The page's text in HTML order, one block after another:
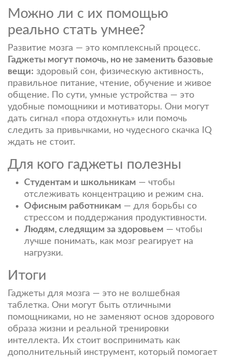
Можно ли с их помощью
реально стать умнее?
Развитие мозга — это комплексный процесс.
Гаджеты могут помочь, но не заменить базовые
вещи: здоровый сон, физическую активность,
правильное питание, чтение, обучение и живое
общение. По сути, умные устройства — это
удобные помощники и мотиваторы. Они могут
дать сигнал «пора отдохнуть» или помочь
следить за привычками, но чудесного скачка IQ
ждать не стоит.
Для кого гаджеты полезны
Студентам и школьникам — чтобы
отслеживать концентрацию и режим сна.
Офисным работникам — для борьбы со
стрессом и поддержания продуктивности.
Людям, следящим за здоровьем — чтобы
лучше понимать, как мозг реагирует на
нагрузки.
Итоги
Гаджеты для мозга — это не волшебная
таблетка. Они могут быть отличными
помощниками, но не заменяют основ здорового
образа жизни и реальной тренировки
интеллекта. Их стоит воспринимать как
дополнительный инструмент, который помогает